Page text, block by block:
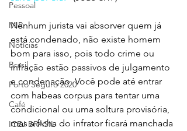
Pessoal
MIR
Notícias
Brasil
Porto Seguro 2020
Café
ICEJ BRASIL
Nenhum jurista vai absorver quem já
está condenado, não existe homem
bom para isso, pois todo crime ou
infração estão passivos de julgamento
e condenação. Você pode até entrar
com habeas corpus para tentar uma
condicional ou uma soltura provisória,
mas a ficha do infrator ficará manchada